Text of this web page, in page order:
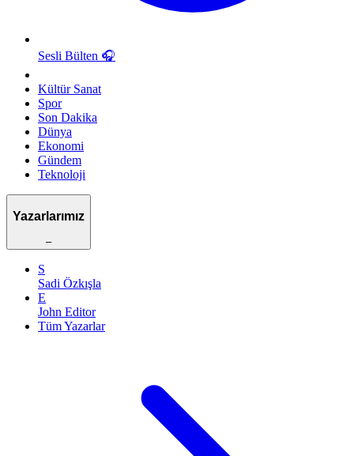
Sesli Bülten 🎧
Kültür Sanat
Spor
Son Dakika
Dünya
Ekonomi
Gündem
Teknoloji
Yazarlarımız
–
S
Sadi Özkışla
E
John Editor
Tüm Yazarlar